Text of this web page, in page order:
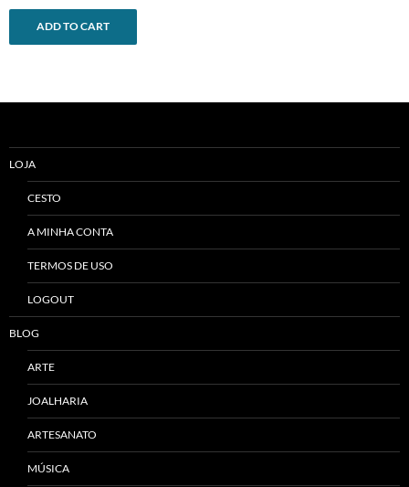
ADD TO CART
LOJA
CESTO
A MINHA CONTA
TERMOS DE USO
LOGOUT
BLOG
ARTE
JOALHARIA
ARTESANATO
MÚSICA